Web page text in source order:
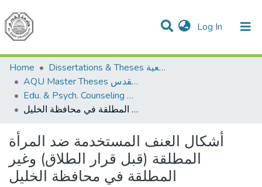
Log In (current)
Communities & Collections
All of DSpace
Home
Dissertations & Theses الرسائل الجامعية
AQU Master Theses الرسائل الجامعية الخاصة بجامعة القدس
Edu. & Psych. Counseling الإرشاد النفسي والتربوي
أشكال العنف المستخدمة ضد المرأة المطلقة (قبل قرار الطلاق) وغير المطلقة في محافظة الخليل
أشكال العنف المستخدمة ضد المرأة
المطلقة (قبل قرار الطلاق) وغير
المطلقة في محافظة الخليل